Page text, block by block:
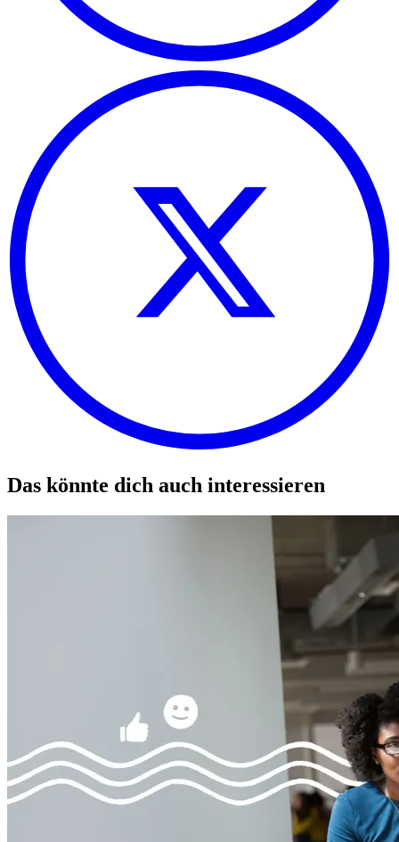
Das könnte dich auch interessieren